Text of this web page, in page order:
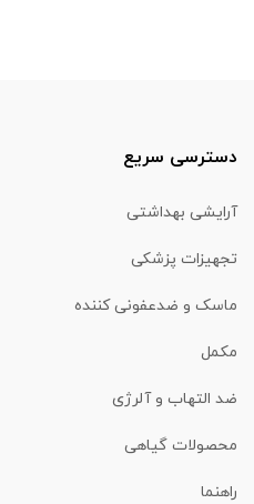
دسترسی سریع
آرایشی بهداشتی
تجهیزات پزشکی
ماسک و ضدعفونی کننده
مکمل
ضد التهاب و آلرژی
محصولات گیاهی
راهنما